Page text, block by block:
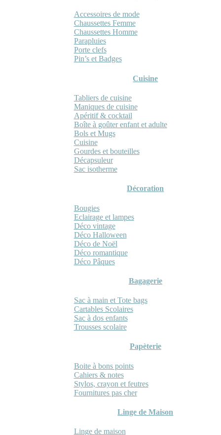
Accessoires de mode
Chaussettes Femme
Chaussettes Homme
Parapluies
Porte clefs
Pin’s et Badges
Cuisine
Tabliers de cuisine
Maniques de cuisine
Apéritif & cocktail
Boîte à goûter enfant et adulte
Bols et Mugs
Cuisine
Gourdes et bouteilles
Décapsuleur
Sac isotherme
Décoration
Bougies
Eclairage et lampes
Déco vintage
Déco Halloween
Déco de Noël
Déco romantique
Déco Pâques
Bagagerie
Sac à main et Tote bags
Cartables Scolaires
Sac à dos enfants
Trousses scolaire
Papèterie
Boite à bons points
Cahiers & notes
Stylos, crayon et feutres
Fournitures pas cher
Linge de Maison
Linge de maison